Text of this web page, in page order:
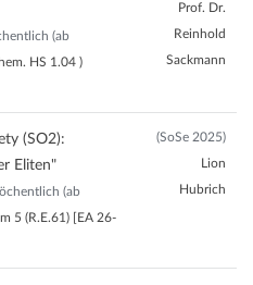
(ab
HS 1.04 )
Prof. Dr.
Reinhold
Sackmann
(SO2):
Eliten"
(ab
5 (R.E.61) [EA 26-
(SoSe 2025)
Lion
Hubrich